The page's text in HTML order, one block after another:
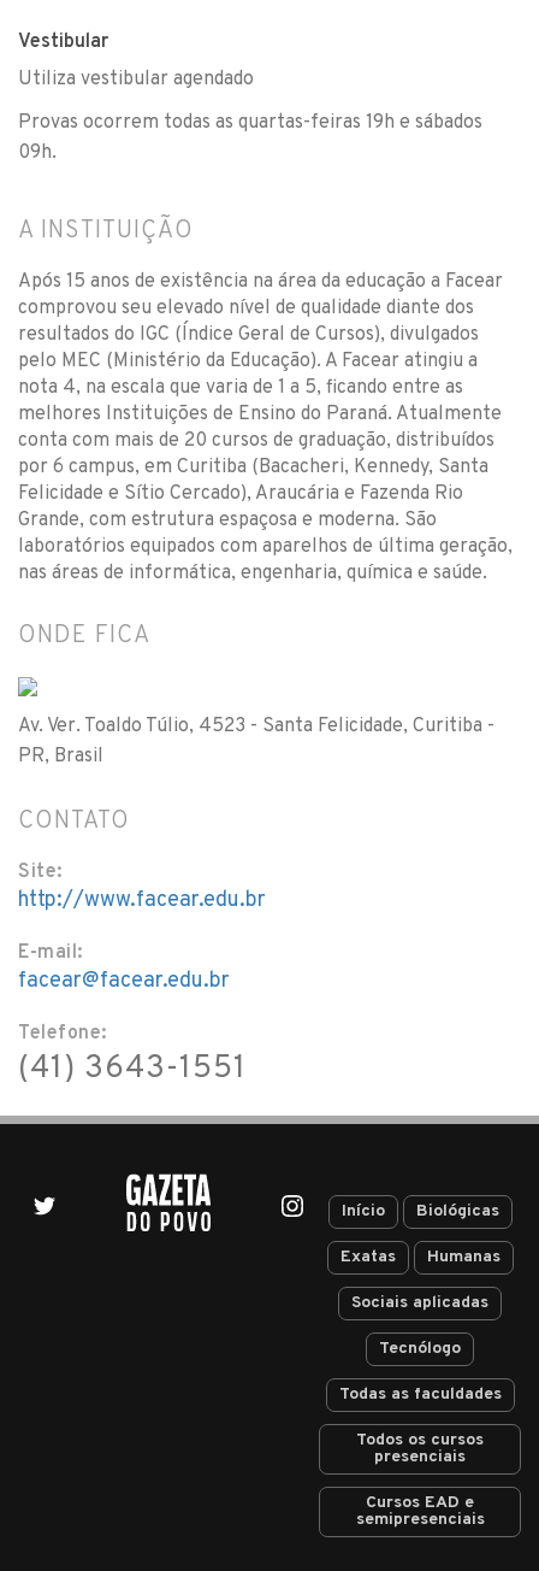
Vestibular
Utiliza vestibular agendado
Provas ocorrem todas as quartas-feiras 19h e sábados
09h.
A INSTITUIÇÃO
Após 15 anos de existência na área da educação a Facear
comprovou seu elevado nível de qualidade diante dos
resultados do IGC (Índice Geral de Cursos), divulgados
pelo MEC (Ministério da Educação). A Facear atingiu a
nota 4, na escala que varia de 1 a 5, ficando entre as
melhores Instituições de Ensino do Paraná. Atualmente
conta com mais de 20 cursos de graduação, distribuídos
por 6 campus, em Curitiba (Bacacheri, Kennedy, Santa
Felicidade e Sítio Cercado), Araucária e Fazenda Rio
Grande, com estrutura espaçosa e moderna. São
laboratórios equipados com aparelhos de última geração,
nas áreas de informática, engenharia, química e saúde.
ONDE FICA
Av. Ver. Toaldo Túlio, 4523 - Santa Felicidade, Curitiba -
PR, Brasil
CONTATO
Site:
http://www.facear.edu.br
E-mail:
facear@facear.edu.br
Telefone:
(41) 3643-1551
Início Biológicas
Exatas Humanas
Sociais aplicadas
Tecnólogo
Todas as faculdades
Todos os cursos
presenciais
Cursos EAD e
semipresenciais